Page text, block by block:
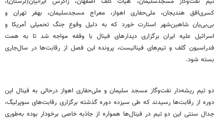
کسری‌افق هندیجان، ملی‌حفاری اهواز، معراج مسجدسلیمان، بهفر تهران و
بی‌بی‌یان شاهین‌شهر استارت خورد که به دلیل وقوع جنگ تحمیلی آمریکا و
اسرائیل علیه ایران برگزاری دیدارهای فینال با وقفه مواجه شد تا به همت
فدراسیون گلف و تیم‌های فینالیست، پرونده این فصل از رقابت‌ها در سال‌جاری
بسته شود.
دو تیم ریشه‌دار نفت‌وگاز مسجد سلیمان و ملی‌حفاری اهواز درحالی به فینال این
دوره از رقابت‌ها رسیدند که طی سیزده دوره گذشته برگزاری رقابت‌های سوپرلیگ،
جدال سنتی این دو تیم در فینال‌ها همواره از جاذبه خاصی برخودار بوده به‌طوری